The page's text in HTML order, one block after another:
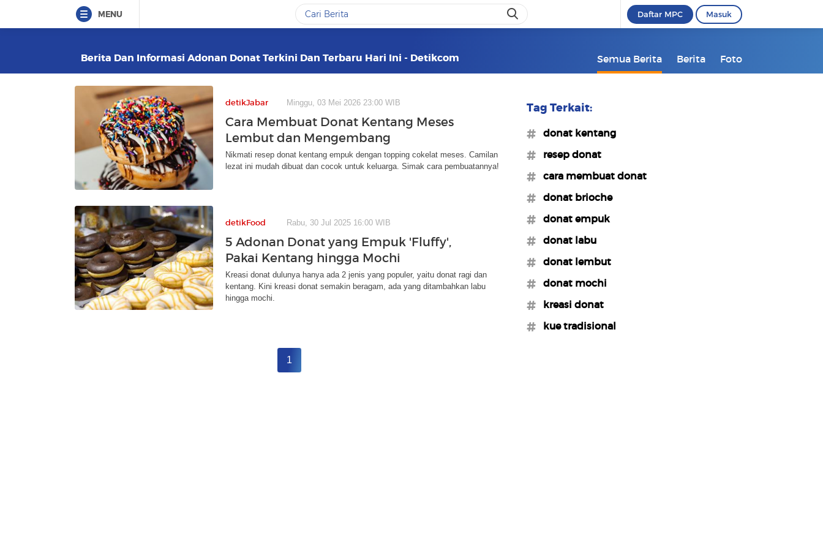
MENU Daftar MPC Masuk
Berita Dan Informasi Adonan Donat Terkini Dan Terbaru Hari Ini - Detikcom Semua Berita Berita Foto
detikJabar Minggu, 03 Mei 2026 23:00 WIB
Cara Membuat Donat Kentang Meses
Lembut dan Mengembang
Nikmati resep donat kentang empuk dengan topping cokelat meses. Camilan
lezat ini mudah dibuat dan cocok untuk keluarga. Simak cara pembuatannya!
detikFood Rabu, 30 Jul 2025 16:00 WIB
5 Adonan Donat yang Empuk 'Fluffy',
Pakai Kentang hingga Mochi
Kreasi donat dulunya hanya ada 2 jenis yang populer, yaitu donat ragi dan
kentang. Kini kreasi donat semakin beragam, ada yang ditambahkan labu
hingga mochi.
1
Tag Terkait:
#donat kentang
#resep donat
#cara membuat donat
#donat brioche
#donat empuk
#donat labu
#donat lembut
#donat mochi
#kreasi donat
#kue tradisional